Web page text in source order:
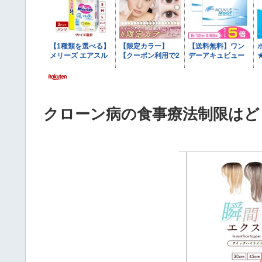
クローン病の食事療法制限は